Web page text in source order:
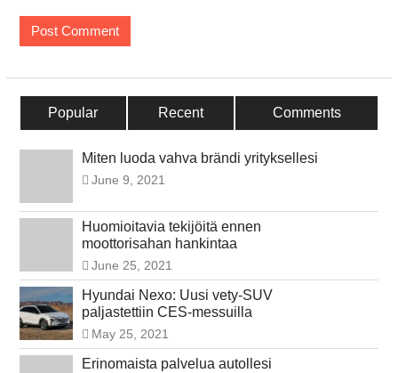
Popular Recent Comments
Miten luoda vahva brändi yrityksellesi
June 9, 2021
Huomioitavia tekijöitä ennen
moottorisahan hankintaa
June 25, 2021
Hyundai Nexo: Uusi vety-SUV
paljastettiin CES-messuilla
May 25, 2021
Erinomaista palvelua autollesi